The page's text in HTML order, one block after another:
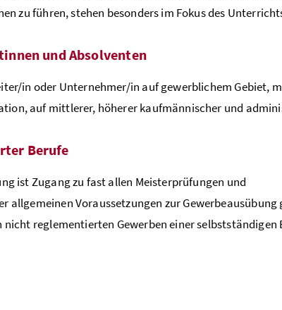
zu führen, stehen besonders im Fokus des
und Absolventen
in oder Unterneh­mer/in auf gewerblichem Gebiet,
auf mittlerer, höherer kaufmännischer und
Berufe
ist Zugang zu fast allen Meisterprüfungen und
Voraus­setzungen zur Gewerbeausübung
reglementierten Gewerben einer